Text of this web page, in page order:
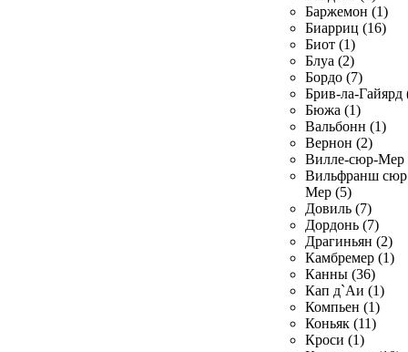
Баржемон (1)
Биарриц (16)
Биот (1)
Блуа (2)
Бордо (7)
Брив-ла-Гайярд
Бюжа (1)
Вальбонн (1)
Вернон (2)
Вилле-сюр-Мер
Вильфранш сюр
Мер (5)
Довиль (7)
Дордонь (7)
Драгиньян (2)
Камбремер (1)
Канны (36)
Кап д`Аи (1)
Компьен (1)
Коньяк (11)
Кроси (1)